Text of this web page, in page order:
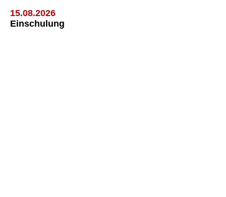
15.08.2026
Einschulung